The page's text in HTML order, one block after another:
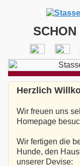
Herzlich
Wir freuen uns
Homepage
Wir fertigen die
Hunde, den
unserer Devise: